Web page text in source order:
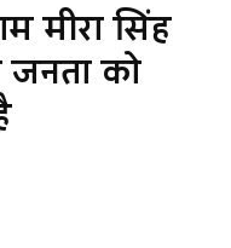
मीरा सिंह
जनता को